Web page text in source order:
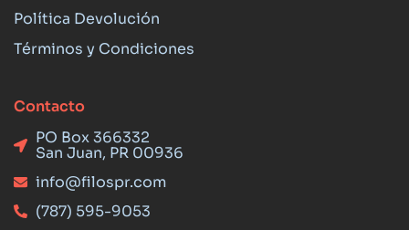
Política Devolución
Términos y Condiciones
Contacto
PO Box 366332
San Juan, PR 00936
info@filospr.com
(787) 595-9053